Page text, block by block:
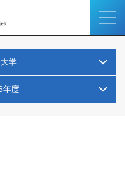
学
年度